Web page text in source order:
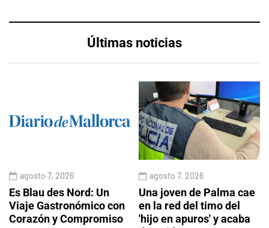
Últimas noticias
agosto 7, 2026
Es Blau des Nord: Un
Viaje Gastronómico con
Corazón y Compromiso
agosto 7, 2026
Una joven de Palma cae
en la red del timo del
'hijo en apuros' y acaba